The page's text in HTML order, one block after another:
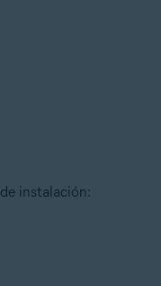
instalación: